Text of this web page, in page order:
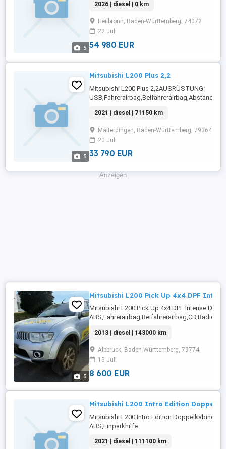
5
Scheinwerfer,Servolenkung,LED-
...
2026 | diesel | 0 km
Heilbronn, Baden-Württemberg, 74072
22 Juli
54 980 EUR
5
Mitsubishi L200 Plus 2,2
Mitsubishi L200 Plus 2,2AUSRÜSTUNG:
...
2021 | diesel | 71150 km
Malterdingen, Baden-Württemberg, 79364
20 Juli
33 790 EUR
Anzeigen
5
Mitsubishi L200 Pick Up 4x4 DPF
Mitsubishi L200 Pick Up 4x4 DPF Intense
hinten,Kopfairbag,Zentralverriegelung ...
2013 | diesel | 143000 km
Albbruck, Baden-Württemberg, 79774
19 Juli
8 600 EUR
Mitsubishi L200 Intro Edition
Mitsubishi L200 Intro Edition Doppelkabine
ABS,Einparkhilfe
Radio,LED-
2021 | diesel | 111100 km